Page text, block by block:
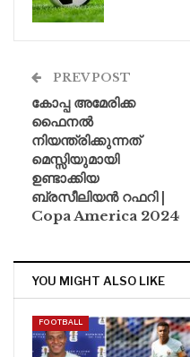
PREV POST
കോപ്പ അമേരിക്ക
ഫൈനൽ
നിയന്ത്രിക്കുന്നത്
മെസ്സിയുമായി
ഉണ്ടാക്കിയ
ബ്രസീലിയൻ റഫറി |
Copa America 2024
YOU MIGHT ALSO LIKE
FOOTBALL